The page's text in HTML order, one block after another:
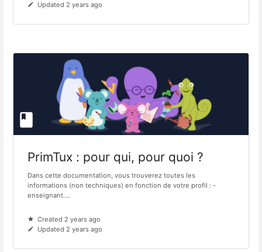
Updated 2 years ago
PrimTux : pour qui, pour quoi ?
Dans cette documentation, vous trouverez toutes les
informations (non techniques) en fonction de votre profil : -
enseignant....
Created 2 years ago
Updated 2 years ago